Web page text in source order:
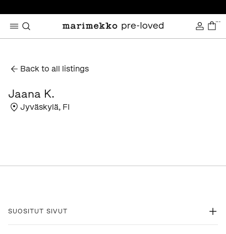
...
Back to all listings
Jaana K.
Jyväskylä, FI
SUOSITUT SIVUT